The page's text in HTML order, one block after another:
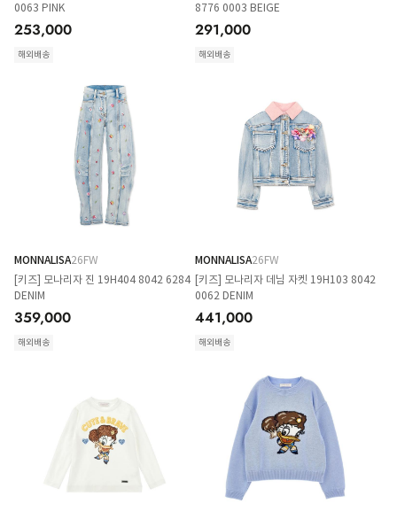
0063 PINK
253,000
해외배송
8776 0003 BEIGE
291,000
해외배송
MONNALISA26FW
[키즈] 모나리자 진 19H404 8042 6284
DENIM
359,000
해외배송
MONNALISA26FW
[키즈] 모나리자 데님 자켓 19H103 8042
0062 DENIM
441,000
해외배송